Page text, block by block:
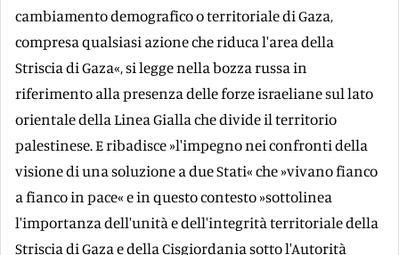
cambiamento demografico o territoriale di Gaza,
compresa qualsiasi azione che riduca l'area della
Striscia di Gaza«, si legge nella bozza russa in
riferimento alla presenza delle forze israeliane sul lato
orientale della Linea Gialla che divide il territorio
palestinese. E ribadisce »l'impegno nei confronti della
visione di una soluzione a due Stati« che »vivano fianco
a fianco in pace« e in questo contesto »sottolinea
l'importanza dell'unità e dell'integrità territoriale della
Striscia di Gaza e della Cisgiordania sotto l'Autorità